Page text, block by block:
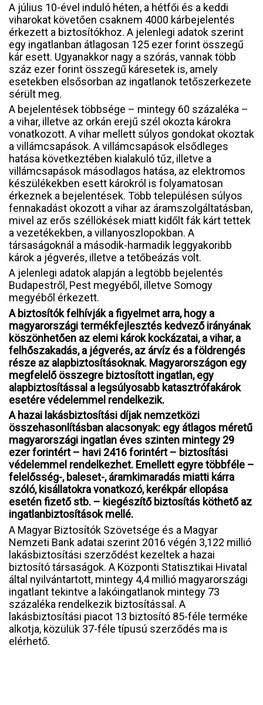
A július 10-ével induló héten, a hétfői és a keddi
viharokat követően csaknem 4000 kárbejelentés
érkezett a biztosítókhoz. A jelenlegi adatok szerint
egy ingatlanban átlagosan 125 ezer forint összegű
kár esett. Ugyanakkor nagy a szórás, vannak több
száz ezer forint összegű káresetek is, amely
esetekben elsősorban az ingatlanok tetőszerkezete
sérült meg.
A bejelentések többsége – mintegy 60 százaléka –
a vihar, illetve az orkán erejű szél okozta károkra
vonatkozott. A vihar mellett súlyos gondokat okoztak
a villámcsapások. A villámcsapások elsődleges
hatása következtében kialakuló tűz, illetve a
villámcsapások másodlagos hatása, az elektromos
készülékekben esett károkról is folyamatosan
érkeznek a bejelentések. Több településen súlyos
fennakadást okozott a vihar az áramszolgáltatásban,
mivel az erős széllökések miatt kidőlt fák kárt tettek
a vezetékekben, a villanyoszlopokban. A
társaságoknál a második-harmadik leggyakoribb
károk a jégverés, illetve a tetőbeázás volt.
A jelenlegi adatok alapján a legtöbb bejelentés
Budapestről, Pest megyéből, illetve Somogy
megyéből érkezett.
A biztosítók felhívják a figyelmet arra, hogy a
magyarországi termékfejlesztés kedvező irányának
köszönhetően az elemi károk kockázatai, a vihar, a
felhőszakadás, a jégverés, az árvíz és a földrengés
része az alapbiztosításoknak. Magyarországon egy
megfelelő összegre biztosított ingatlan, egy
alapbiztosítással a legsúlyosabb katasztrófakárok
esetére védelemmel rendelkezik.
A hazai lakásbiztosítási díjak nemzetközi
összehasonlításban alacsonyak: egy átlagos méretű
magyarországi ingatlan éves szinten mintegy 29
ezer forintért – havi 2416 forintért – biztosítási
védelemmel rendelkezhet. Emellett egyre többféle –
felelősség-, baleset-, áramkimaradás miatti kárra
szóló, kisállatokra vonatkozó, kerékpár ellopása
esetén fizető stb. – kiegészítő biztosítás köthető az
ingatlanbiztosítások mellé.
A Magyar Biztosítók Szövetsége és a Magyar
Nemzeti Bank adatai szerint 2016 végén 3,122 millió
lakásbiztosítási szerződést kezeltek a hazai
biztosító társaságok. A Központi Statisztikai Hivatal
által nyilvántartott, mintegy 4,4 millió magyarországi
ingatlant tekintve a lakóingatlanok mintegy 73
százaléka rendelkezik biztosítással. A
lakásbiztosítási piacot 13 biztosító 85-féle terméke
alkotja, közülük 37-féle típusú szerződés ma is
elérhető.